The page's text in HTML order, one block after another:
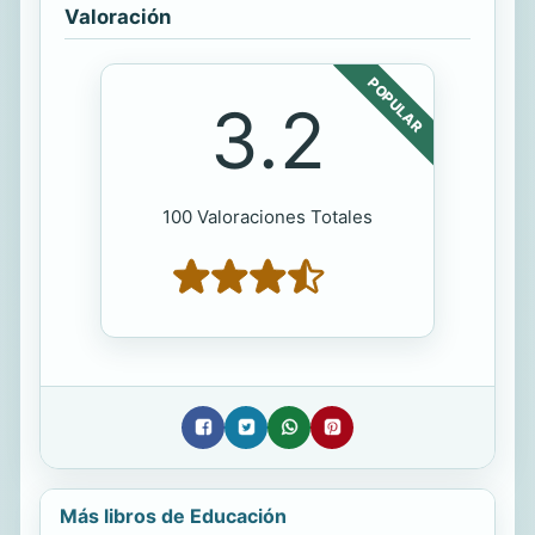
Valoración
POPULAR
3.2
100 Valoraciones Totales
Más libros de Educación